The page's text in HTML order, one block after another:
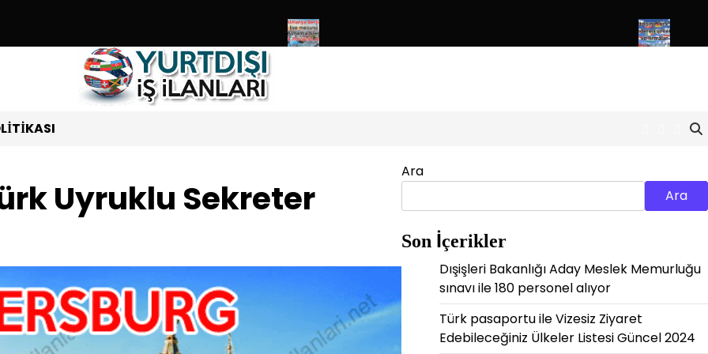
Edebileceğiniz Ülkeler Listesi Güncel 2024Almanya Berlin lise mezunu Almanca bilen Türk personel alımı
Facebook
Twitter
Uyruklu Sekreter
Ara
Ara
Son İçerikler
Dışişleri Bakanlığı Aday Meslek Memurluğu
sınavı ile 180 personel alıyor
Türk pasaportu ile Vizesiz Ziyaret
Edebileceğiniz Ülkeler Listesi Güncel 2024